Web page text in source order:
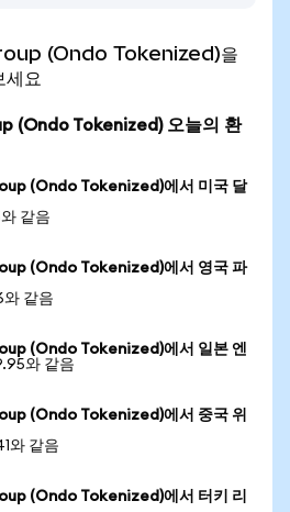
(Ondo Tokenized)을
세요
(Ondo Tokenized) 오늘의 환
(Ondo Tokenized)에서 미국 달
같음
(Ondo Tokenized)에서 영국 파
같음
(Ondo Tokenized)에서 일본 엔
와 같음
(Ondo Tokenized)에서 중국 위
와 같음
(Ondo Tokenized)에서 터키 리